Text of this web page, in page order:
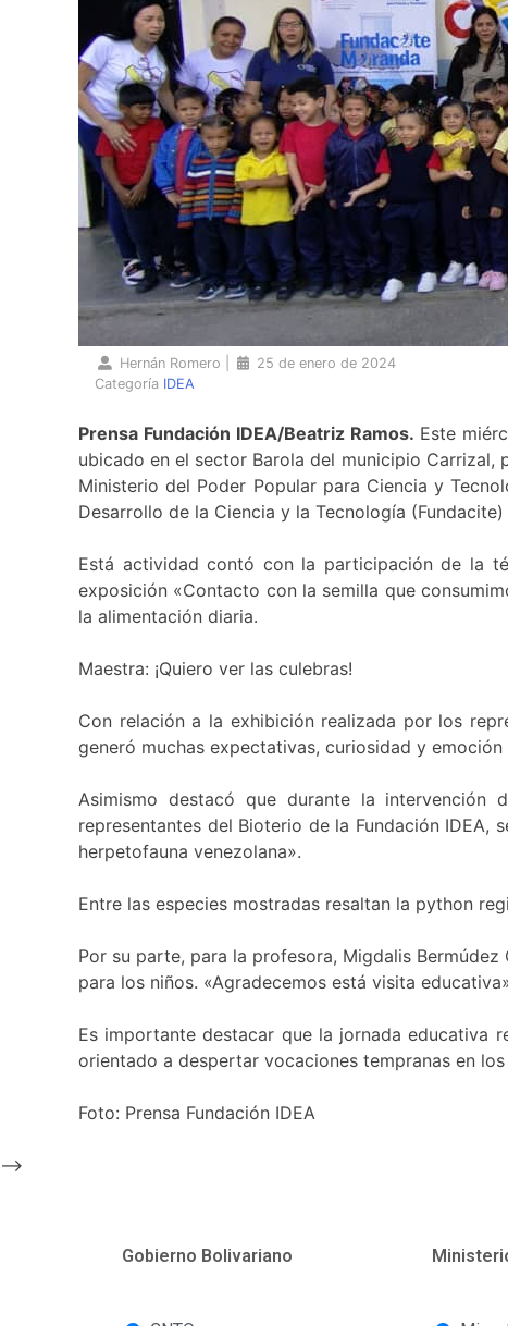
Hernán Romero
25 de enero de 2024
Categoría IDEA
Prensa Fundación IDEA/Beatriz Ramos. Este
ubicado en el sector Barola del municipio
Ministerio del Poder Popular para Ciencia y
Desarrollo de la Ciencia y la Tecnología (Fundacite)
Está actividad contó con la participación de la
exposición «Contacto con la semilla que
la alimentación diaria.
Maestra: ¡Quiero ver las culebras!
Con relación a la exhibición realizada por los
generó muchas expectativas, curiosidad y emoción
Asimismo destacó que durante la intervención
representantes del Bioterio de la Fundación
herpetofauna venezolana».
Entre las especies mostradas resaltan la python
Por su parte, para la profesora, Migdalis
para los niños. «Agradecemos está visita
Es importante destacar que la jornada educativa
orientado a despertar vocaciones tempranas en
Foto: Prensa Fundación IDEA
-->
Gobierno Bolivariano